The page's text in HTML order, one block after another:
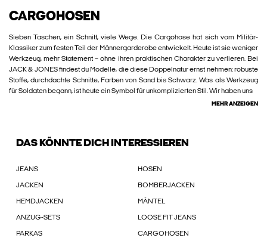
CARGOHOSEN
Sieben Taschen, ein Schnitt, viele Wege. Die Cargohose hat sich vom Militär-
Klassiker zum festen Teil der Männergarderobe entwickelt. Heute ist sie weniger
Werkzeug, mehr Statement – ohne ihren praktischen Charakter zu verlieren. Bei
JACK & JONES findest du Modelle, die diese Doppelnatur ernst nehmen: robuste
Stoffe, durchdachte Schnitte, Farben von Sand bis Schwarz. Was als Werkzeug
für Soldaten begann, ist heute ein Symbol für unkomplizierten Stil. Wir haben uns
MEHR ANZEIGEN
DAS KÖNNTE DICH INTERESSIEREN
JEANS HOSEN
JACKEN BOMBERJACKEN
HEMDJACKEN MÄNTEL
ANZUG-SETS LOOSE FIT JEANS
PARKAS CARGOHOSEN